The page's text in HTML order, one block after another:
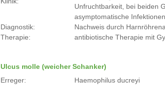
Unfruchtbarkeit, bei beiden
asymptomatische
Diagnostik:
Nachweis durch
Therapie:
antibiotische Therapie mit
Ulcus molle (weicher Schanker)
Erreger:
Haemophilus ducreyi